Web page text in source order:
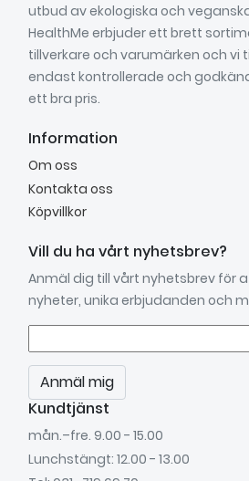
utbud av ekologiska och
HealthMe erbjuder ett brett
tillverkare och varumärken och vi
endast kontrollerade och
ett bra pris.
Information
Om oss
Kontakta oss
Köpvillkor
Vill du ha vårt nyhetsbrev?
Anmäl dig till vårt nyhetsbrev för
nyheter, unika erbjudanden och
Anmäl mig
Kundtjänst
mån.–fre. 9.00 - 15.00
Lunchstängt: 12.00 - 13.00